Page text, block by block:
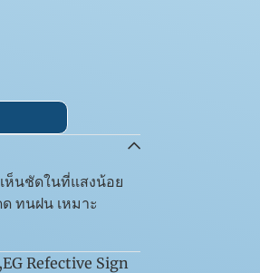
ห็นชัดในที่แสงน้อย
ทนฝน เหมาะ
,EG Refective Sign